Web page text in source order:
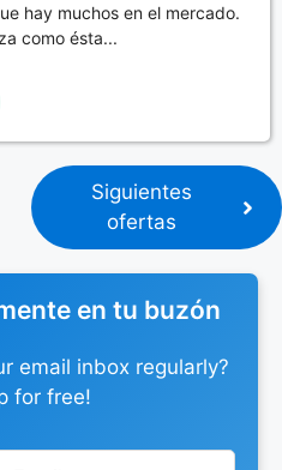
hay muchos en el mercado.
como ésta...
Siguientes
ofertas
en tu buzón
email inbox regularly?
for free!